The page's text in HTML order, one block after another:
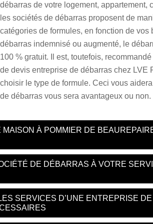
débarras de votre logement, appartement,
les sociétés de débarras proposent de
catégories de formules, en fonction de vos
débarras indemnisé ou augmenté, le
100 % gratuit. Il est, toutefois,
de devis entreprise de débarras chez LVE
choisir le type de formule. Ceci vous
de débarras vous sera avantageux ou non.
À POMMIER DE
DE DÉBARRAS À VOTRE
SERVICES D’UNE ENTREPRISE